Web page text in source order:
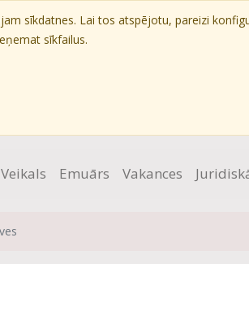
sīkdatnes. Lai tos atspējotu, pareizi
sīkfailus.
Veikals Emuārs Vakances